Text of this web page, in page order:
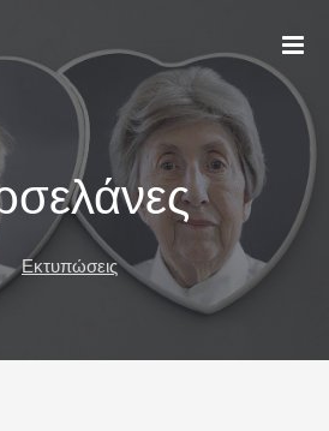
Εκτυπώσεις